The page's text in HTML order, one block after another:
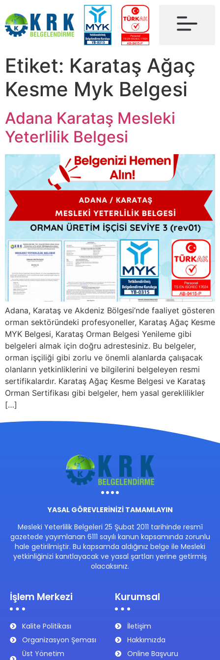
Etiket: Karataş Ağaç
Kesme Myk Belgesi
Adana Karataş Mesleki
Yeterlilik Belgesi
Adana, Karataş ve Akdeniz Bölgesi’nde faaliyet gösteren
orman sektöründeki profesyoneller, Karataş Ağaç Kesme
MYK Belgesi, Karataş Orman Belgesi Yenileme gibi
belgeleri almak için doğru adrestesiniz. Bu belgeler,
orman işçiliği gibi zorlu ve önemli alanlarda çalışacak
olanların yetkinliklerini ve bilgilerini belgeleyen resmi
sertifikalardır. Karataş Ağaç Kesme Belgesi ve Karataş
Orman Sertifikası gibi belgeler, hem yasal gereklilikler
[…]
YASAL GÖREVLERİNİZİ TAMAMLAYIN
Mesleki Yeterlilik Belgeleri 25 Şubat 2011 tarihinde resmî
gazetede yayımlanan 6111 sayılı kanun kapsamında zorunlu
hale getirilmiştir. Bu kapsamda aldığınız belge ile Mesleki
yetkinliğinizi kanıtlayacak ve yasal şartları yerine getirmiş
olacaksınız.
İşlem Merkezi
Kalite Politikası
Organizasyon Şeması
Üst Yönetim
Kurumsal
İletişim
Hakkımızda
Online Başvuru